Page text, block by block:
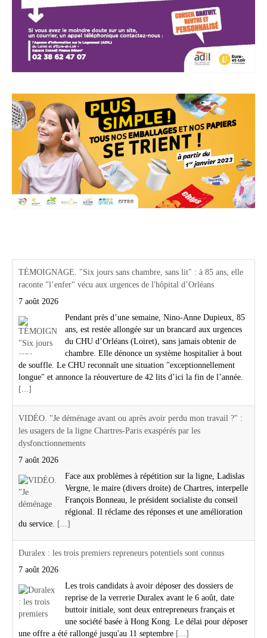
TÉMOIGNAGE. "Six jours sans chambre, sans lit" : à 85 ans, elle
raconte "l’enfer" vécu aux urgences de l'hôpital d’Orléans
7 août 2026
Pendant près d’une semaine, Nino-Anne Dupieux, 85
ans, est restée allongée sur un brancard aux urgences
du CHU d’Orléans (Loiret), sans jamais obtenir de
chambre. Elle dénonce un système hospitalier à bout
de souffle. Le CHU reconnaît une situation "exceptionnellement
longue" et annonce la réouverture de 42 lits d’ici la fin de l’année.
[...]
VIDÉO. "Je déménage avant ou après avoir perdu mon travail ?" :
les usagers de la ligne Chartres-Paris exaspérés par les
dysfonctionnements
7 août 2026
Face aux problèmes à répétition sur la ligne, Ladislas
Vergne, le maire (divers droite) de Chartres, interpelle
François Bonneau, le président socialiste du conseil
régional. Il réclame des réponses et une amélioration
du service. [...]
Duralex : les trois premiers repreneurs potentiels sont connus
7 août 2026
Les trois candidats à avoir déposer des dossiers de
reprise de la verrerie Duralex avant le 6 août, date
buttoir initiale, sont deux entrepreneurs français et
une société basée à Hong Kong. Le délai pour déposer
une offre a été rallongé jusqu'au 11 septembre [...]